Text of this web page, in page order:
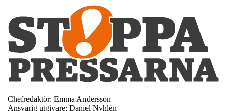
Chefredaktör: Emma Andersson
Ansvarig utgivare: Daniel Nyhlén